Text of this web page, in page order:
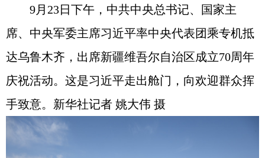
9月23日下午，中共中央总书记、国家主
席、中央军委主席习近平率中央代表团乘专机抵
达乌鲁木齐，出席新疆维吾尔自治区成立70周年
庆祝活动。这是习近平走出舱门，向欢迎群众挥
手致意。新华社记者 姚大伟 摄